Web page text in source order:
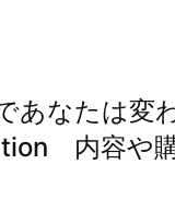
あなたは変
内容や